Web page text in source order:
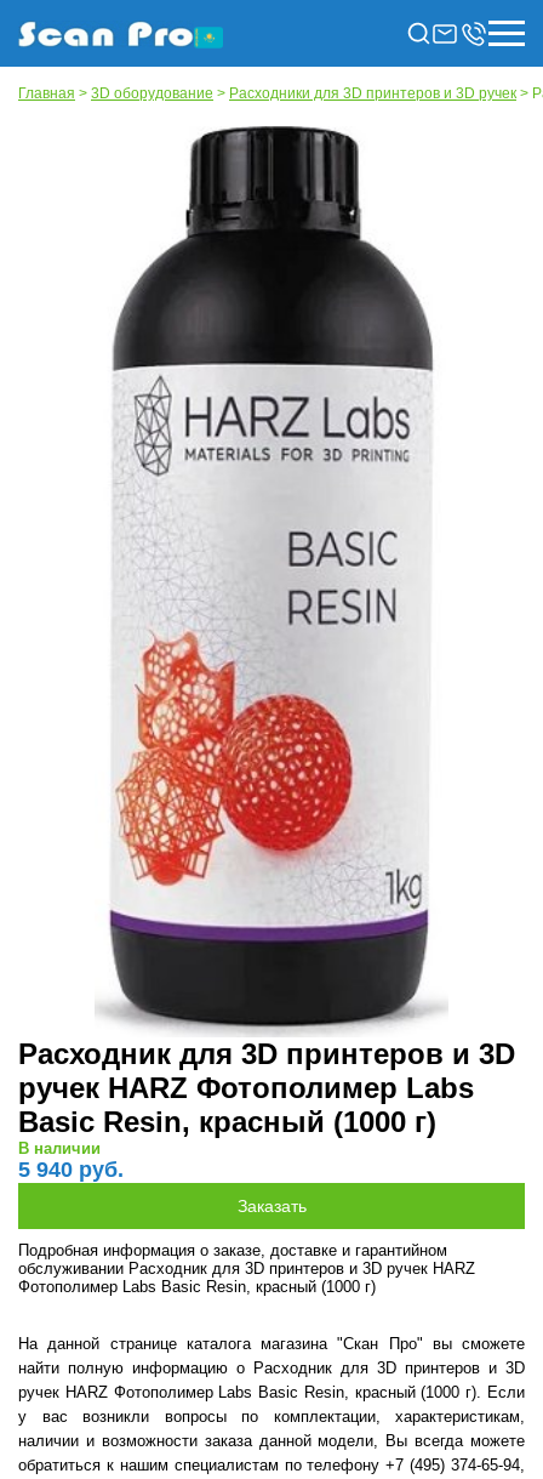
Главная > 3D оборудование > Расходники для 3D принтеров и 3D ручек >
Расходник для 3D принтеров и 3D
ручек HARZ Фотополимер Labs
Basic Resin, красный (1000 г)
В наличии
5 940 руб.
Подробная информация о заказе, доставке и гарантийном
обслуживании Расходник для 3D принтеров и 3D ручек HARZ
Фотополимер Labs Basic Resin, красный (1000 г)
На данной странице каталога магазина "Скан Про" вы сможете
найти полную информацию о Расходник для 3D принтеров и 3D
ручек HARZ Фотополимер Labs Basic Resin, красный (1000 г). Если
у вас возникли вопросы по комплектации, характеристикам,
наличии и возможности заказа данной модели, Вы всегда можете
обратиться к нашим специалистам по телефону +7 (495) 374-65-94,